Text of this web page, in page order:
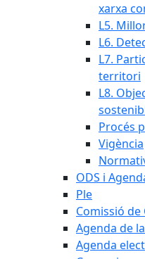
xarxa
L5.
L6.
L7.
territori
L8.
Procés
Vigència
ODS i
Ple
Comissió de
Agenda de
Agenda